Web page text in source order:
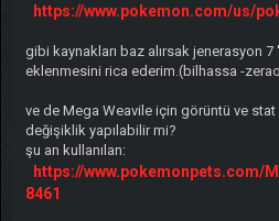
https://www.pokemon.com/us/
gibi kaynakları baz alırsak jenerasyon
eklenmesini rica ederim.(bilhassa -
ve de Mega Weavile için görüntü ve stat
değişiklik yapılabilir mi?
şu an kullanılan:
https://www.pokemonpets.com/
8461